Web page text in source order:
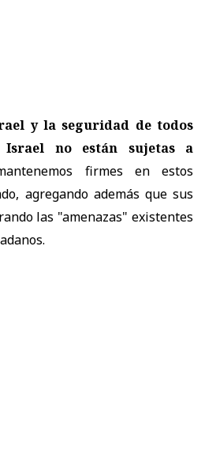
y la seguridad de todos
Israel no están sujetas a
firmes en estos
agregando además que sus
las "amenazas" existentes